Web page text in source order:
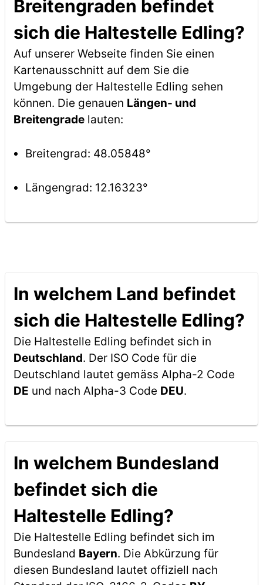
Breitengraden befindet
sich die Haltestelle Edling?
Auf unserer Webseite finden Sie einen
Kartenausschnitt auf dem Sie die
Umgebung der Haltestelle Edling sehen
können. Die genauen Längen- und
Breitengradelauten:
Breitengrad: 48.05848°
Längengrad: 12.16323°
In welchem Land befindet
sich die Haltestelle Edling?
Die Haltestelle Edling befindet sich in
Deutschland. Der ISO Code für die
Deutschland lautet gemäss Alpha-2 Code
DE und nach Alpha-3 Code DEU.
In welchem Bundesland
befindet sich die
Haltestelle Edling?
Die Haltestelle Edling befindet sich im
Bundesland Bayern. Die Abkürzung für
diesen Bundesland lautet offiziell nach